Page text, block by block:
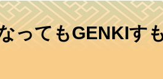
ってもGENKIす